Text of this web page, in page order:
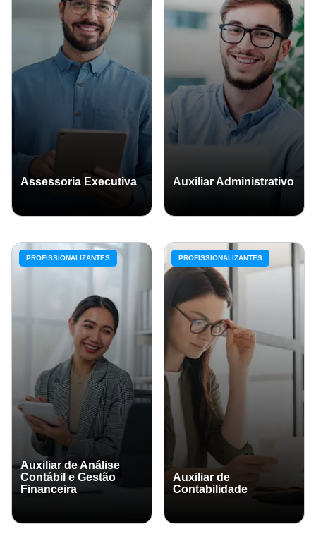
Assessoria Executiva Auxiliar Administrativo
PROFISSIONALIZANTES
Auxiliar de Análise
Contábil e Gestão
Financeira
PROFISSIONALIZANTES
Auxiliar de
Contabilidade